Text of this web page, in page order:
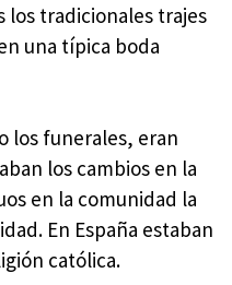
los tradicionales trajes
una típica boda
los funerales, eran
los cambios en la
en la comunidad la
En España estaban
católica.